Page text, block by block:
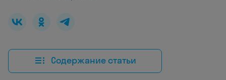
Содержание статьи